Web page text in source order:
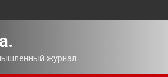
журнал.